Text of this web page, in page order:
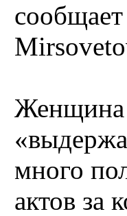
сообщает
много
актов за